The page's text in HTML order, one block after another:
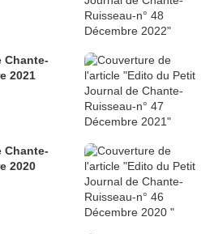
Chante-
2021
Chante-
2020